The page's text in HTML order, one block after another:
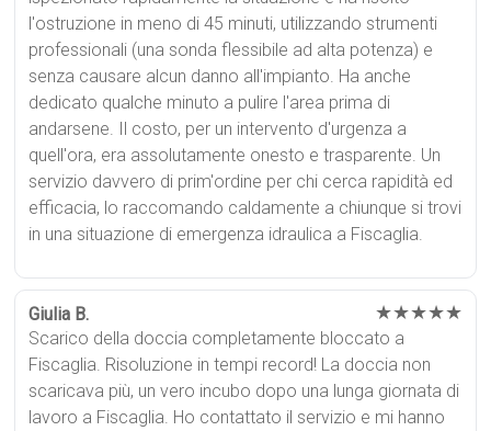
l'ostruzione in meno di 45 minuti, utilizzando strumenti
professionali (una sonda flessibile ad alta potenza) e
senza causare alcun danno all'impianto. Ha anche
dedicato qualche minuto a pulire l'area prima di
andarsene. Il costo, per un intervento d'urgenza a
quell'ora, era assolutamente onesto e trasparente. Un
servizio davvero di prim'ordine per chi cerca rapidità ed
efficacia, lo raccomando caldamente a chiunque si trovi
in una situazione di emergenza idraulica a Fiscaglia.
Giulia B. ★★★★★
Scarico della doccia completamente bloccato a
Fiscaglia. Risoluzione in tempi record! La doccia non
scaricava più, un vero incubo dopo una lunga giornata di
lavoro a Fiscaglia. Ho contattato il servizio e mi hanno